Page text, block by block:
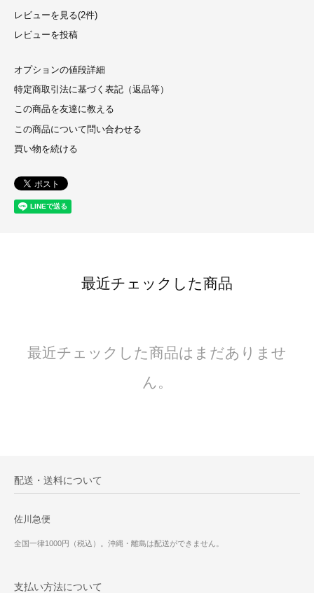
レビューを見る(2件)
レビューを投稿
オプションの値段詳細
特定商取引法に基づく表記（返品等）
この商品を友達に教える
この商品について問い合わせる
買い物を続ける
最近チェックした商品
最近チェックした商品はまだありませ
ん。
配送・送料について
佐川急便
全国一律1000円（税込）。沖縄・離島は配送ができません。
支払い方法について